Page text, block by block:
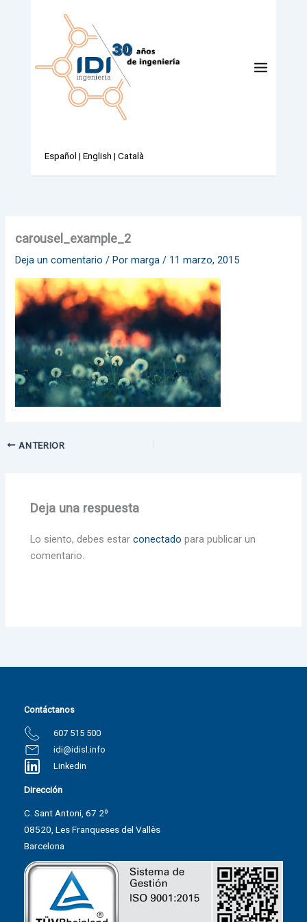
Español | English | Català
carousel_example_2
Deja un comentario / Pormarga/ 11 marzo, 2015
ANTERIOR
Deja una respuesta
Lo siento, debes estarconectado para publicar un
comentario.
Contáctanos
607 515 500
idi@idisl.info
Linkedin
Dirección
C. Sant Antoni, 67 2º
08520, Les Franqueses del Vallès
Barcelona